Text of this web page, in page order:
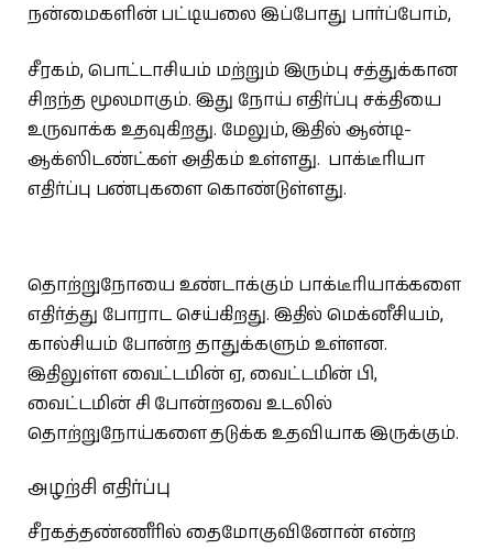
நன்மைகளின் பட்டியலை இப்போது பார்ப்போம்,
சீரகம், பொட்டாசியம் மற்றும் இரும்பு சத்துக்கான
சிறந்த மூலமாகும். இது நோய் எதிர்ப்பு சக்தியை
உருவாக்க உதவுகிறது. மேலும், இதில் ஆன்டி-
ஆக்ஸிடண்ட்கள் அதிகம் உள்ளது. பாக்டீரியா
எதிர்ப்பு பண்புகளை கொண்டுள்ளது.
தொற்றுநோயை உண்டாக்கும் பாக்டீரியாக்களை
எதிர்த்து போராட செய்கிறது. இதில் மெக்னீசியம்,
கால்சியம் போன்ற தாதுக்களும் உள்ளன.
இதிலுள்ள வைட்டமின் ஏ, வைட்டமின் பி,
வைட்டமின் சி போன்றவை உடலில்
தொற்றுநோய்களை தடுக்க உதவியாக இருக்கும்.
அழற்சி எதிர்ப்பு
சீரகத்தண்ணீரில் தைமோகுவினோன் என்ற